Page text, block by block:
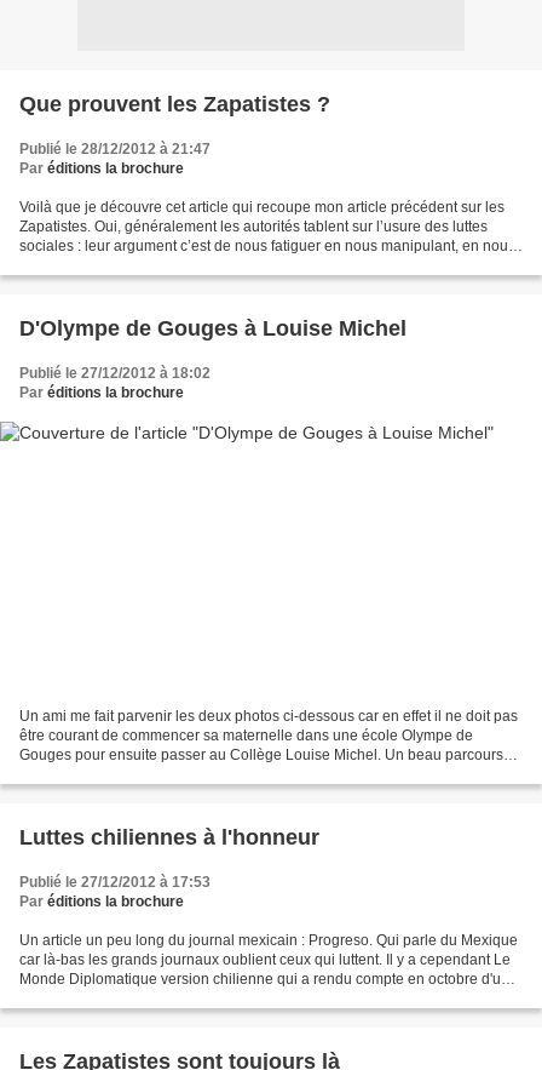
Que prouvent les Zapatistes ?
Publié le 28/12/2012 à 21:47
Par éditions la brochure
Voilà que je découvre cet article qui recoupe mon article précédent sur les
Zapatistes. Oui, généralement les autorités tablent sur l’usure des luttes
sociales : leur argument c’est de nous fatiguer en nous manipulant, en nous
D'Olympe de Gouges à Louise Michel
Publié le 27/12/2012 à 18:02
Par éditions la brochure
Un ami me fait parvenir les deux photos ci-dessous car en effet il ne doit pas
être courant de commencer sa maternelle dans une école Olympe de
Gouges pour ensuite passer au Collège Louise Michel. Un beau parcours
Luttes chiliennes à l'honneur
Publié le 27/12/2012 à 17:53
Par éditions la brochure
Un article un peu long du journal mexicain : Progreso. Qui parle du Mexique
car là-bas les grands journaux oublient ceux qui luttent. Il y a cependant Le
Monde Diplomatique version chilienne qui a rendu compte en octobre d'une
Les Zapatistes sont toujours là